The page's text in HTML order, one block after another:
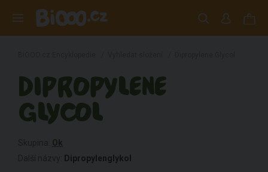
DIPROPYLENE
GLYCOL
Ok
Dipropylenglykol